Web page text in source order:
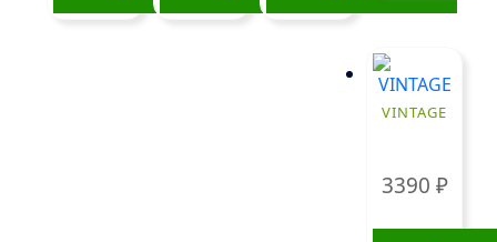
VINTAGE
3390 ₽